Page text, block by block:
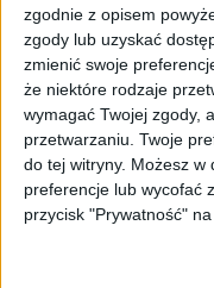
zgodnie z opisem
zgody lub uzyskać
zmienić swoje
że niektóre rodzaje
wymagać Twojej zgody,
przetwarzaniu. Twoje
do tej witryny. Możesz w
preferencje lub wycofać
przycisk "Prywatność"